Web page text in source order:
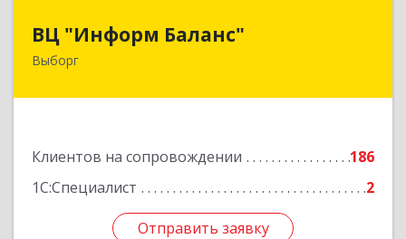
ВЦ "Информ Баланс"
Выборг
Клиентов на сопровождении
186
1С:Специалист
2
Отправить заявку
188800, Ленинградская обл, Выборгский р-н,
Отправить заявку